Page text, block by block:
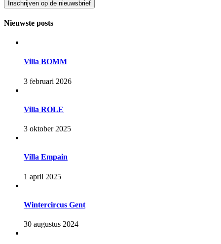
Nieuwste posts
Villa BOMM
3 februari 2026
Villa ROLE
3 oktober 2025
Villa Empain
1 april 2025
Wintercircus Gent
30 augustus 2024